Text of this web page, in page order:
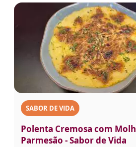
SABOR DE VIDA
Polenta Cremosa com
Parmesão - Sabor de Vida